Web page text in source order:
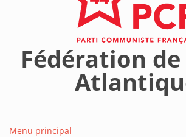
Fédération
Menu principal